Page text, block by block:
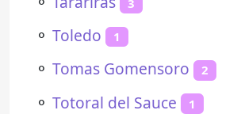
⚬ Toledo 1
⚬ Tomas Gomensoro 2
⚬ Totoral del Sauce 1